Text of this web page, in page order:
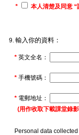
* 本人清楚及同意
輸入你的資料：
* 英文全名：
* 手機號碼：
* 電郵地址：
(用作收取下載課堂錄
Personal data